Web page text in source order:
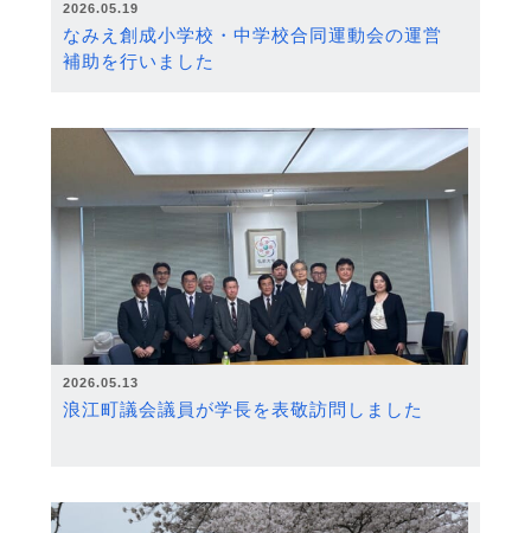
2026.05.19
なみえ創成小学校・中学校合同運動会の運営
補助を行いました
2026.05.13
浪江町議会議員が学長を表敬訪問しました